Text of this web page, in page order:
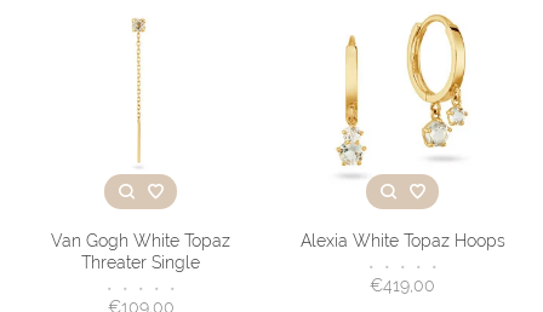
Van Gogh White Topaz
Threater Single
• • • • •
€109,00
Alexia White Topaz Hoops
• • • • •
€419,00